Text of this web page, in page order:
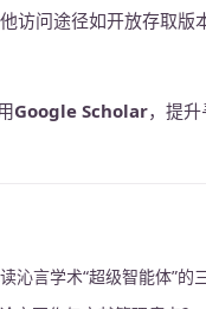
访问途径如开放存取版
Google Scholar，提
沁言学术“超级智能体”的